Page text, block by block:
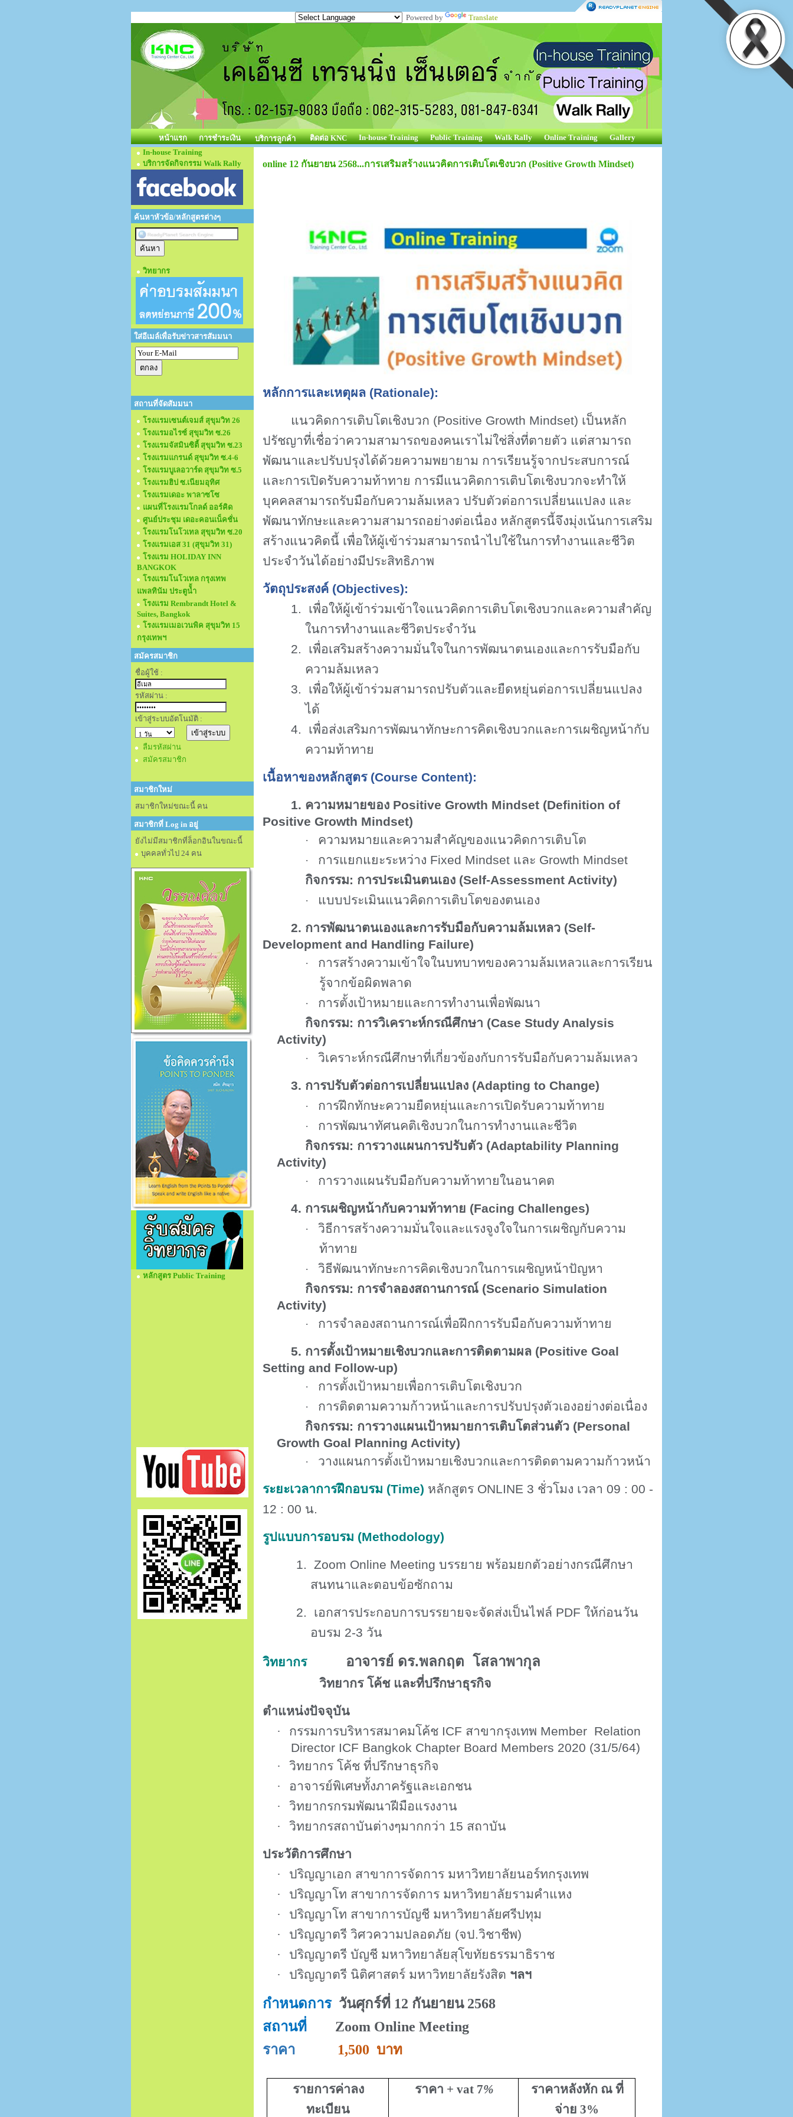
Powered by Translate
หน้าแรก การชำระเงิน บริการลูกค้า ติดต่อ KNC In-house Training Public Training Walk Rally Online Training
Gallery
In-house Training
บริการจัดกิจกรรม Walk Rally
ค้นหาหัวข้อ/หลักสูตรต่างๆ
วิทยากร
ใส่อีเมล์เพื่อรับข่าวสารสัมมนา
สถานที่จัดสัมมนา
โรงแรมเซนต์เจมส์ สุขุมวิท 26
โรงแรมอไรซ์ สุขุมวิท ซ.26
โรงแรมจัสมินซิตี้ สุขุมวิท ซ.23
โรงแรมแกรนด์ สุขุมวิท ซ.4-6
โรงแรมบูเลอวาร์ด สุขุมวิท ซ.5
โรงแรมฮิป ซ.เนียมอุทิศ
โรงแรมเดอะ พาลาซโซ
แผนที่โรงแรมโกลด์ ออร์คิด
ศูนย์ประชุม เดอะคอนเน็คชั่น
โรงแรมโนโวเทล สุขุมวิท ซ.20
โรงแรมเอส 31 (สุขุมวิท 31)
โรงแรม HOLIDAY INN
BANGKOK
โรงแรมโนโวเทล กรุงเทพ
แพลทินัม ประตูนั้ำ
โรงแรม Rembrandt Hotel &
Suites, Bangkok
โรงแรมเมอเวนพิค สุขุมวิท 15
กรุงเทพฯ
สมัครสมาชิก
ชื่อผู้ใช้ :
รหัสผ่าน :
เข้าสู่ระบบอัตโนมัติ :
ลืมรหัสผ่าน
สมัครสมาชิก
สมาชิกใหม่
สมาชิกใหม่ขณะนี้ คน
สมาชิกที่ Log in อยู่
ยังไม่มีสมาชิกที่ล็อกอินในขณะนี้
บุคคลทั่วไป 24 คน
หลักสูตร Public Training
online 12 กันยายน 2568...การเสริมสร้างแนวคิดการเติบโตเชิงบวก (Positive Growth Mindset)
หลักการและเหตุผล (Rationale):
แนวคิดการเติบโตเชิงบวก (Positive Growth Mindset) เป็นหลัก
ปรัชญาที่เชื่อว่าความสามารถของคนเราไม่ใช่สิ่งที่ตายตัว แต่สามารถ
พัฒนาและปรับปรุงได้ด้วยความพยายาม การเรียนรู้จากประสบการณ์
และการเปิดรับความท้าทาย การมีแนวคิดการเติบโตเชิงบวกจะทำให้
บุคคลสามารถรับมือกับความล้มเหลว ปรับตัวต่อการเปลี่ยนแปลง และ
พัฒนาทักษะและความสามารถอย่างต่อเนื่อง หลักสูตรนี้จึงมุ่งเน้นการเสริม
สร้างแนวคิดนี้ เพื่อให้ผู้เข้าร่วมสามารถนำไปใช้ในการทำงานและชีวิต
ประจำวันได้อย่างมีประสิทธิภาพ
วัตถุประสงค์ (Objectives):
1.
เพื่อให้ผู้เข้าร่วมเข้าใจแนวคิดการเติบโตเชิงบวกและความสำคัญ
ในการทำงานและชีวิตประจำวัน
2.
เพื่อเสริมสร้างความมั่นใจในการพัฒนาตนเองและการรับมือกับ
ความล้มเหลว
3.
เพื่อให้ผู้เข้าร่วมสามารถปรับตัวและยืดหยุ่นต่อการเปลี่ยนแปลง
ได้
4.
เพื่อส่งเสริมการพัฒนาทักษะการคิดเชิงบวกและการเผชิญหน้ากับ
ความท้าทาย
เนื้อหาของหลักสูตร (Course Content):
1. ความหมายของ Positive Growth Mindset (Definition of
Positive Growth Mindset)
· ความหมายและความสำคัญของแนวคิดการเติบโต
· การแยกแยะระหว่าง Fixed Mindset และ Growth Mindset
กิจกรรม: การประเมินตนเอง (Self-Assessment Activity)
·
แบบประเมินแนวคิดการเติบโตของตนเอง
2. การพัฒนาตนเองและการรับมือกับความล้มเหลว (Self-
Development and Handling Failure)
·
การสร้างความเข้าใจในบทบาทของความล้มเหลวและการเรียน
รู้จากข้อผิดพลาด
·
การตั้งเป้าหมายและการทำงานเพื่อพัฒนา
กิจกรรม: การวิเคราะห์กรณีศึกษา (Case Study Analysis
Activity)
·
วิเคราะห์กรณีศึกษาที่เกี่ยวข้องกับการรับมือกับความล้มเหลว
3. การปรับตัวต่อการเปลี่ยนแปลง (Adapting to Change)
· การฝึกทักษะความยืดหยุ่นและการเปิดรับความท้าทาย
·
การพัฒนาทัศนคติเชิงบวกในการทำงานและชีวิต
กิจกรรม: การวางแผนการปรับตัว (Adaptability Planning
Activity)
·
การวางแผนรับมือกับความท้าทายในอนาคต
4. การเผชิญหน้ากับความท้าทาย (Facing Challenges)
·
วิธีการสร้างความมั่นใจและแรงจูงใจในการเผชิญกับความ
ท้าทาย
·
วิธีพัฒนาทักษะการคิดเชิงบวกในการเผชิญหน้าปัญหา
กิจกรรม: การจำลองสถานการณ์ (Scenario Simulation
Activity)
·
การจำลองสถานการณ์เพื่อฝึกการรับมือกับความท้าทาย
5. การตั้งเป้าหมายเชิงบวกและการติดตามผล (Positive Goal
Setting and Follow-up)
· การตั้งเป้าหมายเพื่อการเติบโตเชิงบวก
·
การติดตามความก้าวหน้าและการปรับปรุงตัวเองอย่างต่อเนื่อง
กิจกรรม: การวางแผนเป้าหมายการเติบโตส่วนตัว (Personal
Growth Goal Planning Activity)
·
วางแผนการตั้งเป้าหมายเชิงบวกและการติดตามความก้าวหน้า
ระยะเวลาการฝึกอบรม (Time) หลักสูตร ONLINE 3 ชั่วโมง เวลา 09 : 00 -
12 : 00 น.
รูปแบบการอบรม (Methodology)
1. Zoom Online Meeting บรรยาย พร้อมยกตัวอย่างกรณีศึกษา
สนทนาและตอบข้อซักถาม
2.
เอกสารประกอบการบรรยายจะจัดส่งเป็นไฟล์ PDF ให้ก่อนวัน
อบรม 2-3 วัน
วิทยากร อาจารย์ ดร.พลกฤต โสลาพากุล
วิทยากร โค้ช และที่ปรึกษาธุรกิจ
ตำแหน่งปัจจุบัน
·
กรรมการบริหารสมาคมโค้ช ICF สาขากรุงเทพ Member Relation
Director ICF Bangkok Chapter Board Members 2020 (31/5/64)
·
วิทยากร โค้ช ที่ปรึกษาธุรกิจ
·
อาจารย์พิเศษทั้งภาครัฐและเอกชน
·
วิทยากรกรมพัฒนาฝีมือแรงงาน
·
วิทยากรสถาบันต่างๆมากกว่า 15 สถาบัน
ประวัติการศึกษา
·
ปริญญาเอก สาขาการจัดการ มหาวิทยาลัยนอร์ทกรุงเทพ
·
ปริญญาโท สาขาการจัดการ มหาวิทยาลัยรามคำแหง
·
ปริญญาโท สาขาการบัญชี มหาวิทยาลัยศรีปทุม
·
ปริญญาตรี วิศวความปลอดภัย (จป.วิชาชีพ)
·
ปริญญาตรี บัญชี มหาวิทยาลัยสุโขทัยธรรมาธิราช
·
ปริญญาตรี นิติศาสตร์ มหาวิทยาลัยรังสิต ฯลฯ
กำหนดการ วันศุกร์ที่ 12 กันยายน 2568
สถานที่
Zoom Online Meeting
ราคา
1,500 บาท
รายการค่าลง
ทะเบียน
ราคา + vat 7%
ราคาหลังหัก ณ ที่
จ่าย 3%